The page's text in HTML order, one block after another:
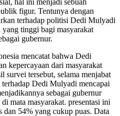
figur. Tentunya dengan
terhadap politisi Dedi Mulyadi
tinggi bagi masyarakat
gubernur.
mencatat bahwa Dedi
kepercayaan dari masyarakat
survei tersebut, selama menjabat
Dedi Mulyadi mencapai
sebagai gubernur
mata masyarakat. presentasi ini
dan 54% yang cukup puas. Data